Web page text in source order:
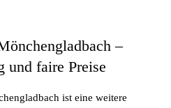
–
und faire Preise
ist eine weitere